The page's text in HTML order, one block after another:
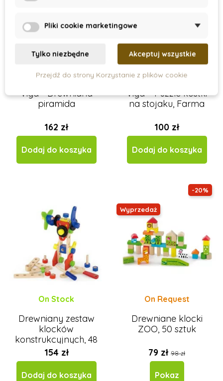
PlanToys
Toys for Life
On Stock
Viga - Drewniana
piramida
162 zł
Dodaj do koszyka
On Stock
Viga – Puzzle kostki
na stojaku, Farma
100 zł
Dodaj do koszyka
On Stock
Drewniany zestaw
klocków
konstrukcyjnych, 48
elementów
154 zł
Dodaj do koszyka
-20%
Wyprzedaż
On Request
Drewniane klocki
ZOO, 50 sztuk
79 zł 98 zł
Pokaz
Pliki cookie marketingowe
Tylko niezbędne Akceptuj wszystkie
Przejdź do strony Korzystanie z plików cookie